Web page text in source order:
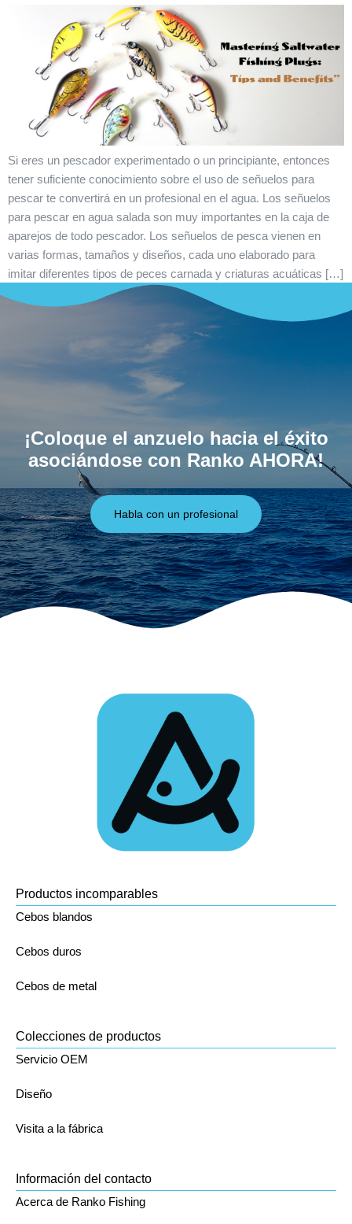
Si eres un pescador experimentado o un principiante, entonces
tener suficiente conocimiento sobre el uso de señuelos para
pescar te convertirá en un profesional en el agua. Los señuelos
para pescar en agua salada son muy importantes en la caja de
aparejos de todo pescador. Los señuelos de pesca vienen en
varias formas, tamaños y diseños, cada uno elaborado para
imitar diferentes tipos de peces carnada y criaturas acuáticas […]
¡Coloque el anzuelo hacia el éxito
asociándose con Ranko AHORA!
Habla con un profesional
Productos incomparables
Cebos blandos
Cebos duros
Cebos de metal
Colecciones de productos
Servicio OEM
Diseño
Visita a la fábrica
Información del contacto
Acerca de Ranko Fishing